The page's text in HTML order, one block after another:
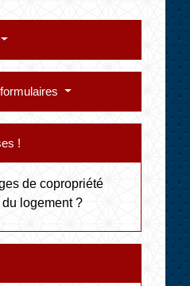
!
de copropriété
logement ?